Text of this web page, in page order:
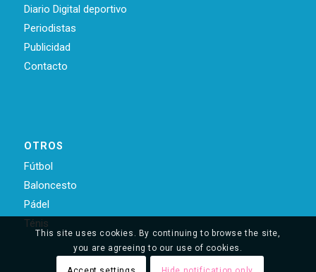
Diario Digital deportivo
Periodistas
Publicidad
Contacto
OTROS
Fútbol
Baloncesto
Pádel
Ténis
This site uses cookies. By continuing to browse the site,
you are agreeing to our use of cookies.